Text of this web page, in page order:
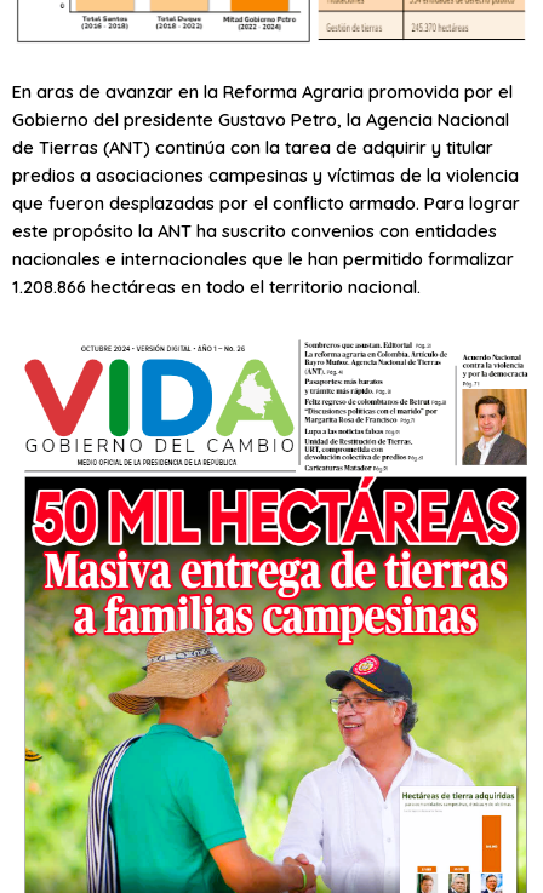
En aras de avanzar en la Reforma Agraria promovida por el
Gobierno del presidente Gustavo Petro, la Agencia Nacional
de Tierras (ANT) continúa con la tarea de adquirir y titular
predios a asociaciones campesinas y víctimas de la violencia
que fueron desplazadas por el conflicto armado. Para lograr
este propósito la ANT ha suscrito convenios con entidades
nacionales e internacionales que le han permitido formalizar
1.208.866 hectáreas en todo el territorio nacional.